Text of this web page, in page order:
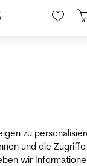
zu
und die
wir